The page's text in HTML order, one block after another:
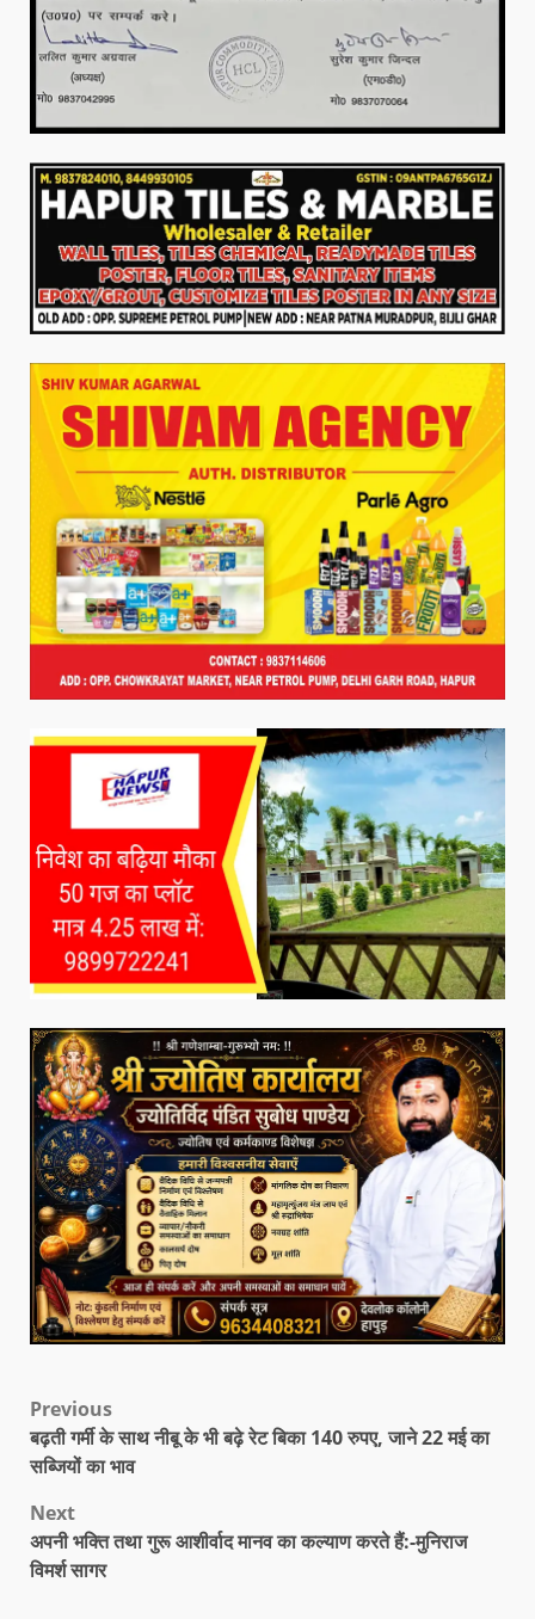
Previous
बढ़ती गर्मी के साथ नीबू के भी बढ़े रेट बिका 140 रुपए, जाने 22 मई का
सब्जियों का भाव
Next
अपनी भक्ति तथा गुरू आशीर्वाद मानव का कल्याण करते हैं:-मुनिराज
विमर्श सागर